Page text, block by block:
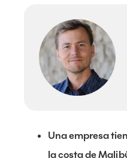
Una empresa
la costa de